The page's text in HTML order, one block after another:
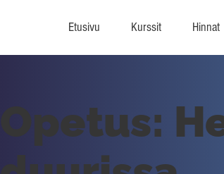
Etusivu Kurssit Hinnat
Opetus: